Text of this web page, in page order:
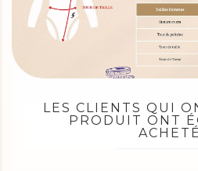
LES CLIENTS QUI
PRODUIT ONT